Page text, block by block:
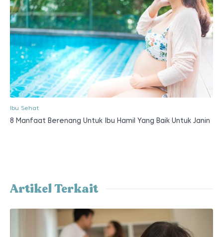
Ibu Sehat
8 Manfaat Berenang Untuk Ibu Hamil Yang Baik Untuk Janin
Artikel Terkait